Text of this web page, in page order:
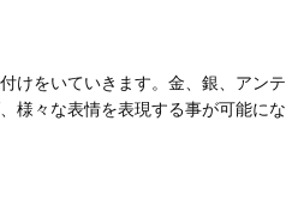
けをいていきます。金、銀、アンテ
様々な表情を表現する事が可能にな